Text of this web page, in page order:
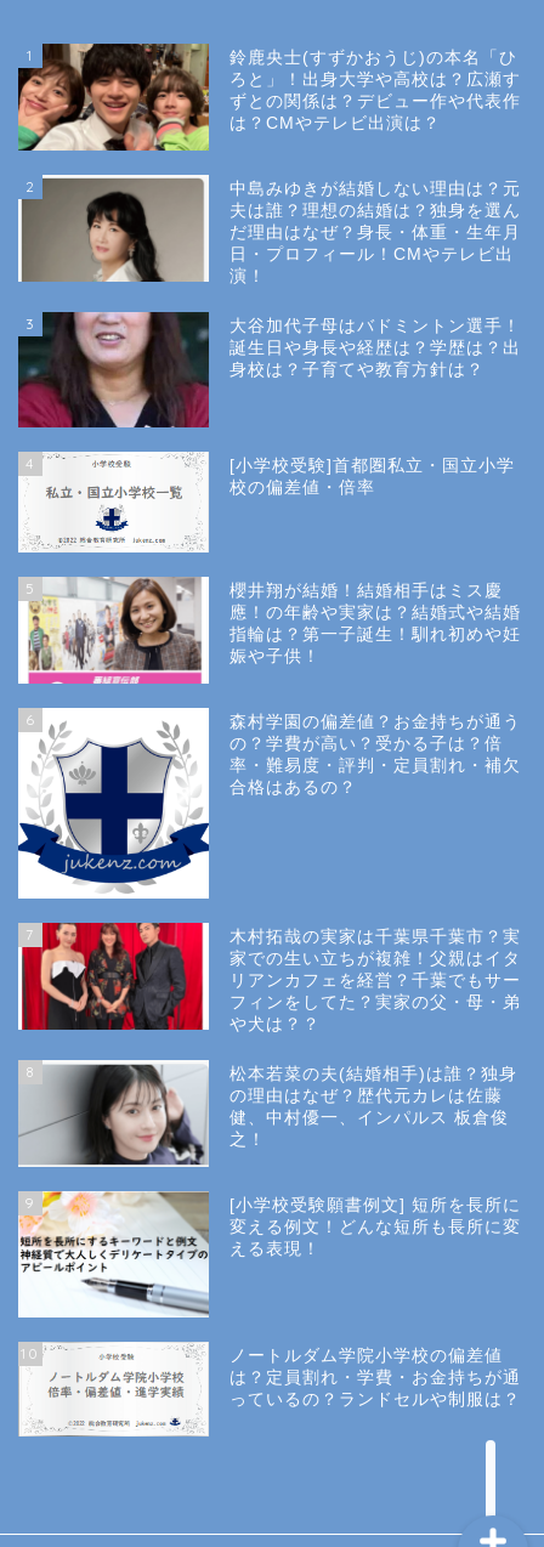
1
鈴鹿央士(すずかおうじ)の本名「ひ
ろと」！出身大学や高校は？広瀬す
ずとの関係は？デビュー作や代表作
は？CMやテレビ出演は？
2
中島みゆきが結婚しない理由は？元
夫は誰？理想の結婚は？独身を選ん
だ理由はなぜ？身長・体重・生年月
日・プロフィール！CMやテレビ出
演！
3
大谷加代子母はバドミントン選手！
誕生日や身長や経歴は？学歴は？出
身校は？子育てや教育方針は？
4
[小学校受験]首都圏私立・国立小学
校の偏差値・倍率
5
櫻井翔が結婚！結婚相手はミス慶
應！の年齢や実家は？結婚式や結婚
指輪は？第一子誕生！馴れ初めや妊
娠や子供！
6
森村学園の偏差値？お金持ちが通う
の？学費が高い？受かる子は？倍
率・難易度・評判・定員割れ・補欠
合格はあるの？
7
木村拓哉の実家は千葉県千葉市？実
家での生い立ちが複雑！父親はイタ
リアンカフェを経営？千葉でもサー
フィンをしてた？実家の父・母・弟
や犬は？？
8
松本若菜の夫(結婚相手)は誰？独身
の理由はなぜ？歴代元カレは佐藤
健、中村優一、インパルス 板倉俊
之！
9
[小学校受験願書例文] 短所を長所に
変える例文！どんな短所も長所に変
える表現！
10
ノートルダム学院小学校の偏差値
は？定員割れ・学費・お金持ちが通
っているの？ランドセルや制服は？
Privacy Policy
小学校受験
所長コラム
説明会や面接の服装